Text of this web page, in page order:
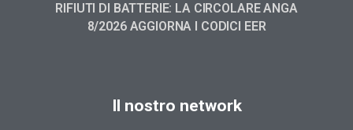
RIFIUTI DI BATTERIE: LA CIRCOLARE ANGA
8/2026 AGGIORNA I CODICI EER
Il nostro network